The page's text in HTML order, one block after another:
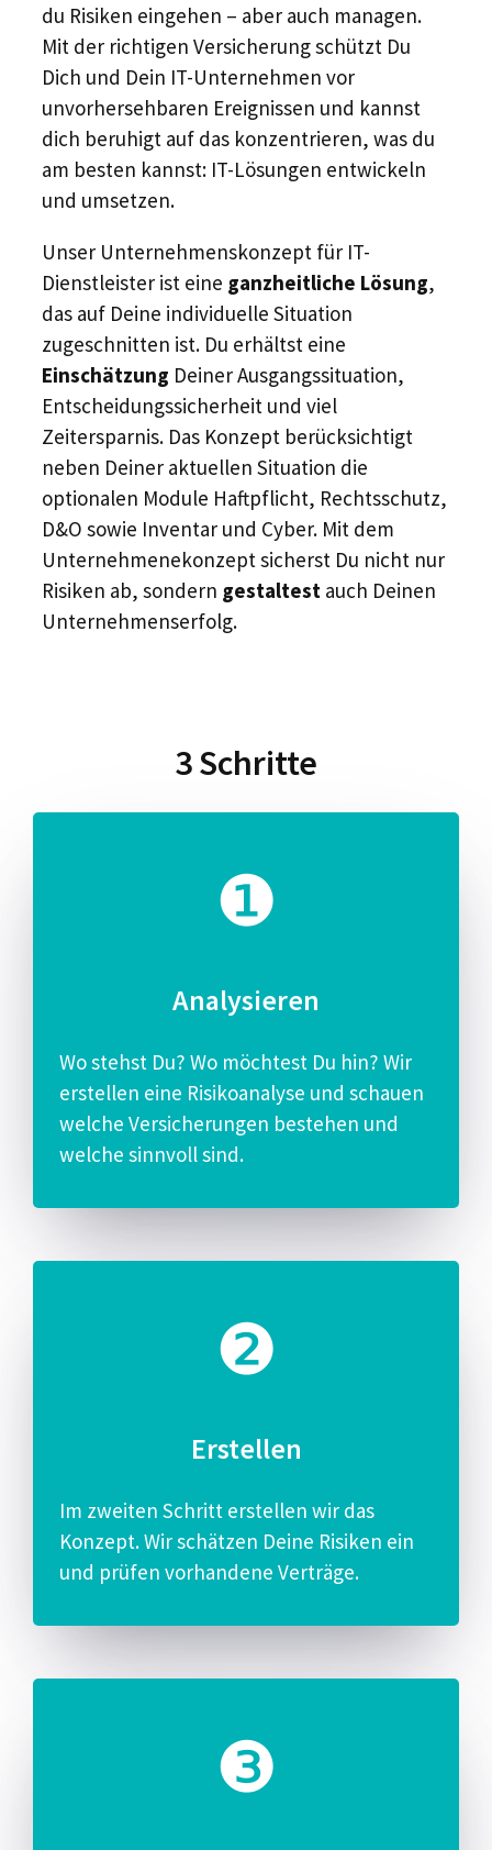
du Risiken eingehen – aber auch managen.
Mit der richtigen Versicherung schützt Du
Dich und Dein IT-Unternehmen vor
unvorhersehbaren Ereignissen und kannst
dich beruhigt auf das konzentrieren, was du
am besten kannst: IT-Lösungen entwickeln
und umsetzen.
​Unser Unternehmenskonzept für IT-
Dienstleister ist eine ganzheitliche Lösung,
das auf Deine individuelle Situation
zugeschnitten ist. Du erhältst eine
Einschätzung Deiner Ausgangssituation,
Entscheidungssicherheit und viel
Zeitersparnis. Das Konzept berücksichtigt
neben Deiner aktuellen Situation die
optionalen Module Haftpflicht, Rechtsschutz,
D&O sowie Inventar und Cyber. ​​Mit ​dem
Unternehmenekonzept sicherst Du nicht nur
Risiken ab​, sondern gestaltest auch Deinen
Unternehmenserfolg.
3 Schritte
Analysieren
Wo stehst ​Du​? Wo möchtest Du hin? Wir
erstellen eine Risikoanalyse und​ schauen
welche Versicherungen bestehen​ und
welche sinnvoll sind.
Erstellen
Im zweiten Schritt erstellen wir das
Konzept. Wir schätzen Deine Risiken ein
und prüfen vorhandene Verträge.​